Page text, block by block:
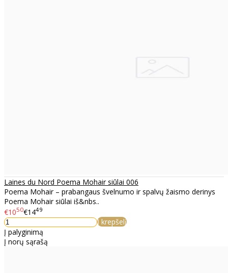
Laines du Nord Poema Mohair siūlai 006
Poema Mohair – prabangaus švelnumo ir spalvų žaismo derinys
Poema Mohair siūlai iš&nbs..
€1050€1449
Į krepšelį
Į palyginimą
Į norų sąrašą